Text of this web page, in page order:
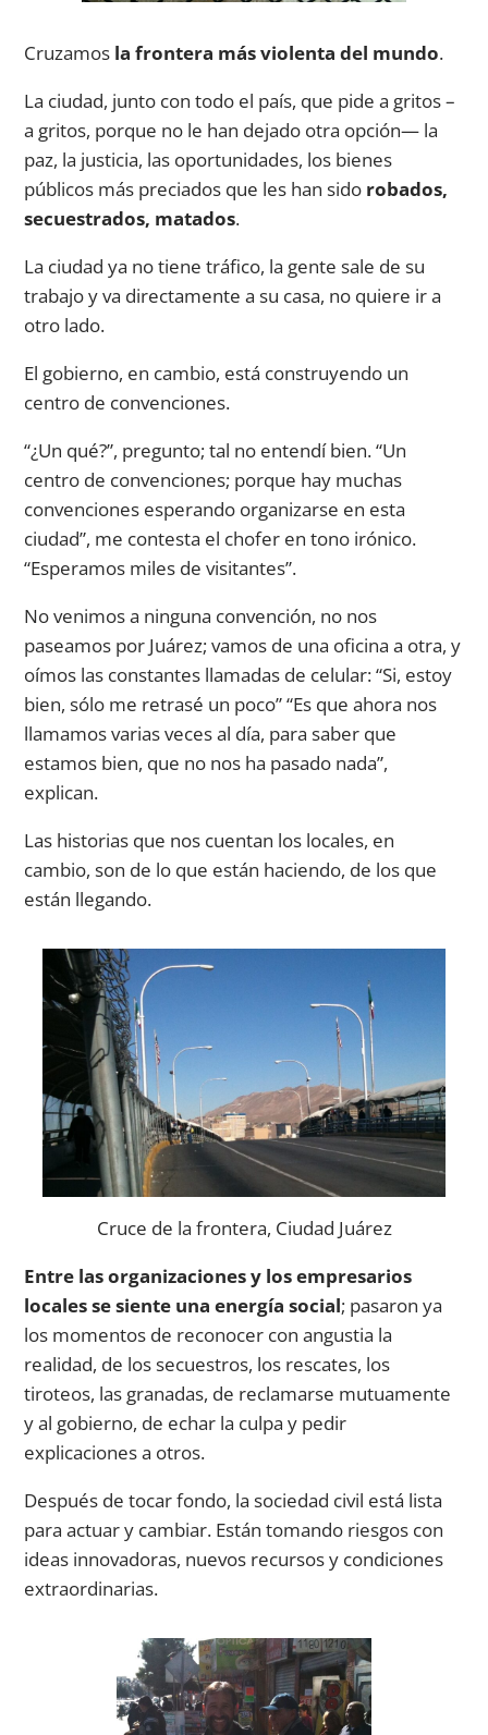
Cruzamos la frontera más violenta del mundo.
La ciudad, junto con todo el país, que pide a gritos –
a gritos, porque no le han dejado otra opción— la
paz, la justicia, las oportunidades, los bienes
públicos más preciados que les han sido robados,
secuestrados, matados.
La ciudad ya no tiene tráfico, la gente sale de su
trabajo y va directamente a su casa, no quiere ir a
otro lado.
El gobierno, en cambio, está construyendo un
centro de convenciones.
“¿Un qué?”, pregunto; tal no entendí bien. “Un
centro de convenciones; porque hay muchas
convenciones esperando organizarse en esta
ciudad”, me contesta el chofer en tono irónico.
“Esperamos miles de visitantes”.
No venimos a ninguna convención, no nos
paseamos por Juárez; vamos de una oficina a otra, y
oímos las constantes llamadas de celular: “Si, estoy
bien, sólo me retrasé un poco” “Es que ahora nos
llamamos varias veces al día, para saber que
estamos bien, que no nos ha pasado nada”,
explican.
Las historias que nos cuentan los locales, en
cambio, son de lo que están haciendo, de los que
están llegando.
Cruce de la frontera, Ciudad Juárez
Entre las organizaciones y los empresarios
locales se siente una energía social; pasaron ya
los momentos de reconocer con angustia la
realidad, de los secuestros, los rescates, los
tiroteos, las granadas, de reclamarse mutuamente
y al gobierno, de echar la culpa y pedir
explicaciones a otros.
Después de tocar fondo, la sociedad civil está lista
para actuar y cambiar. Están tomando riesgos con
ideas innovadoras, nuevos recursos y condiciones
extraordinarias.